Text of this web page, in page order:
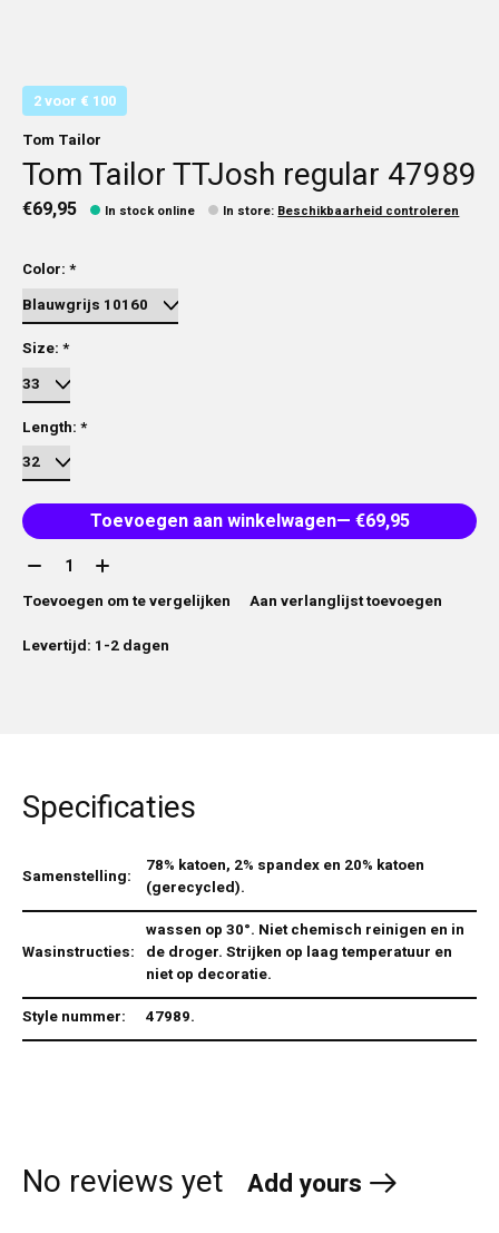
2 voor € 100
Tom Tailor
Tom Tailor TTJosh regular 47989
€69,95 In stock online In store: Beschikbaarheid controleren
Color: *
Size: *
Length: *
Toevoegen aan winkelwagen
— €69,95
Aantal:
Toevoegen om te vergelijken
Aan verlanglijst toevoegen
Levertijd: 1-2 dagen
Specificaties
Samenstelling:
78% katoen, 2% spandex en 20% katoen
(gerecycled).
Wasinstructies:
wassen op 30°. Niet chemisch reinigen en in
de droger. Strijken op laag temperatuur en
niet op decoratie.
Style nummer:
47989.
No reviews yet Add yours